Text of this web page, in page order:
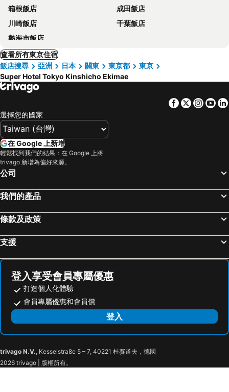
箱根飯店
成田飯店
川崎飯店
千葉飯店
熱海市飯店
查看所有東京住宿
飯店搜尋
亞洲 日本 關東 東京都
東京
Super Hotel Tokyo Kinshicho Ekimae
Facebook
Twitter
選擇您的國家
在 Google 上新增
輕鬆找到我們的結果：在 Google 上將
trivago 新增為偏好來源。
公司
我們的產品
條款及政策
支援
登入享受會員專屬優惠
打造個人化體驗
會員專屬優惠和會員價
登入
trivago N.V., Kesselstraße 5 – 7, 40221 杜賽道夫，德國
2026 trivago | 版權所有。